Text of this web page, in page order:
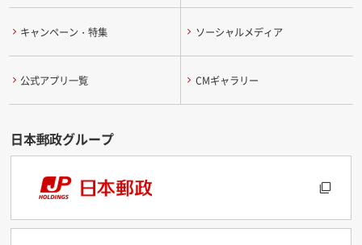
キャンペーン・特集 ソーシャルメディア
公式アプリ一覧 CMギャラリー